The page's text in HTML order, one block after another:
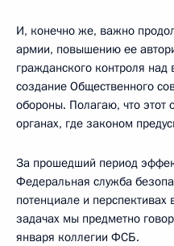
И, конечно же, важно
армии, повышению ее
гражданского контроля
создание Общественного
обороны. Полагаю, что этот
органах, где законом
За прошедший период
Федеральная служба
потенциале и
задачах мы предметно
января коллегии ФСБ.